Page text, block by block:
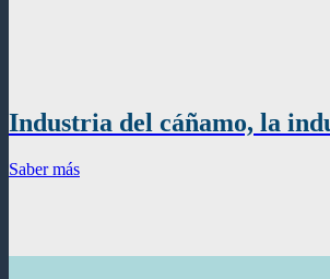
Industria del cáñamo, la
Saber más